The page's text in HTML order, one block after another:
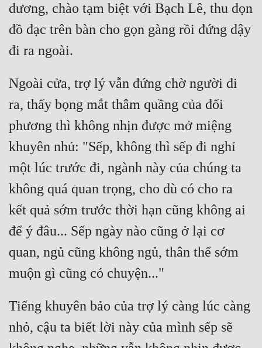
dương, chào tạm biệt với Bạch Lê, thu dọn
đồ đạc trên bàn cho gọn gàng rồi đứng dậy
Ngoài cửa, trợ lý vẫn đứng chờ người đi
ra, thấy bọng mắt thâm quầng của đối
phương thì không nhịn được mở miệng
khuyên nhủ: "Sếp, không thì sếp đi nghỉ
một lúc trước đi, ngành này của chúng ta
không quá quan trọng, cho dù có cho ra
kết quả sớm trước thời hạn cũng không ai
để ý đâu... Sếp ngày nào cũng ở lại cơ
quan, ngủ cũng không ngủ, thân thể sớm
Tiếng khuyên bảo của trợ lý càng lúc càng
nhỏ, cậu ta biết lời này của mình sếp sẽ